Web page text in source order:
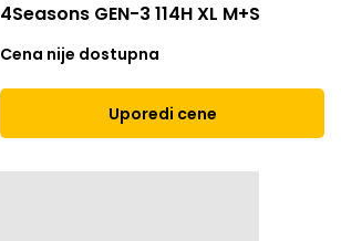
4Seasons GEN-3 114H XL M+S
Cena nije dostupna
Uporedi cene